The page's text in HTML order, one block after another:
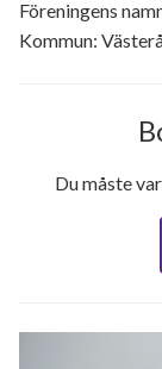
Föreningens
Kommun:
Du måste